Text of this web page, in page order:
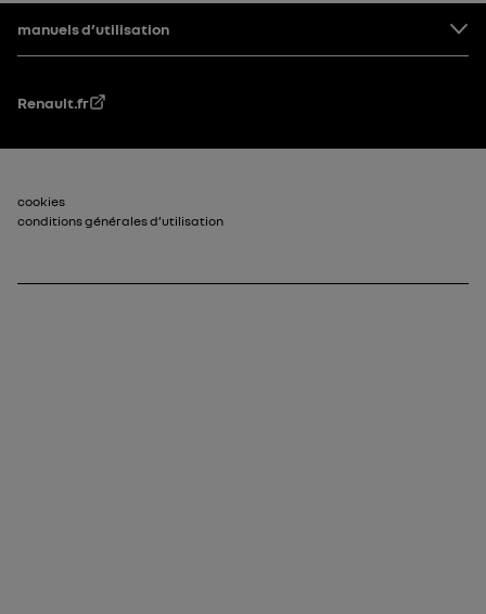
Pied de page
manuels d’utilisation
Renault.fr
Pied de page_2
cookies
conditions générales d’utilisation